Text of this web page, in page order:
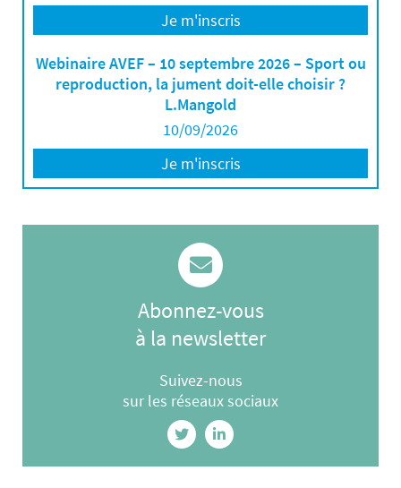
Je m'inscris
Webinaire AVEF – 10 septembre 2026 – Sport ou
reproduction, la jument doit-elle choisir ?
L.Mangold
10/09/2026
Je m'inscris
Abonnez-vous
à la newsletter
Suivez-nous
sur les réseaux sociaux